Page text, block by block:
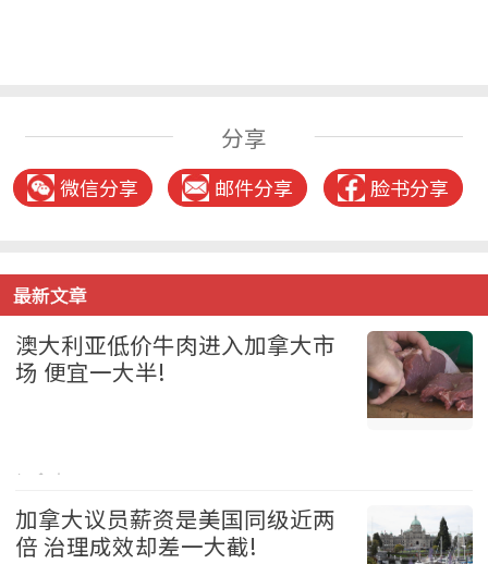
分享
微信分享 邮件分享 脸书分享
最新文章
澳大利亚低价牛肉进入加拿大市
场 便宜一大半!
加拿大 2026-08-05
加拿大议员薪资是美国同级近两
倍 治理成效却差一大截!